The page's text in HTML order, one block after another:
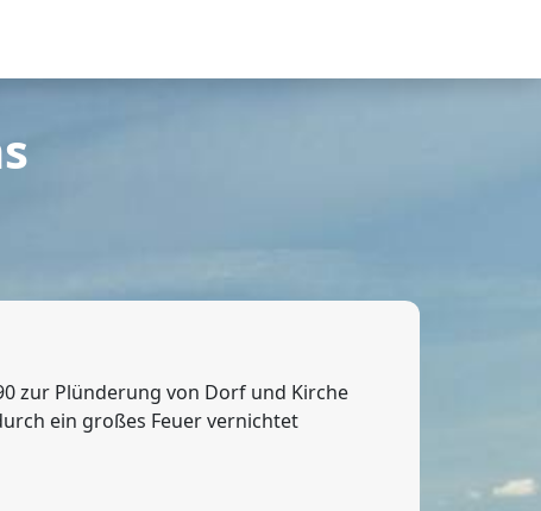
zur Plünderung von Dorf und Kirche
ein großes Feuer vernichtet